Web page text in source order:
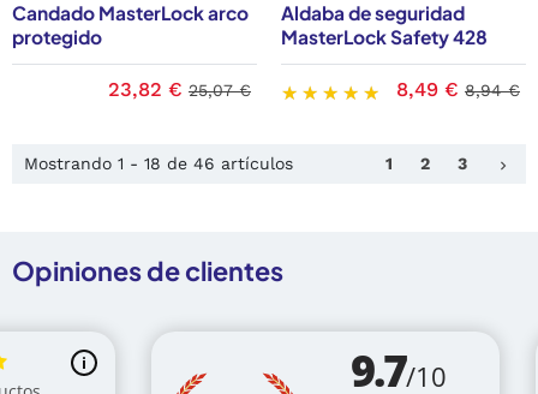
Candado MasterLock arco
protegido
23,82 € 25,07 €
Aldaba de seguridad
MasterLock Safety 428
8,49 € 8,94 €
Mostrando 1 - 18 de 46 artículos 1 2 3 keyboard_arrow_right
Opiniones de clientes